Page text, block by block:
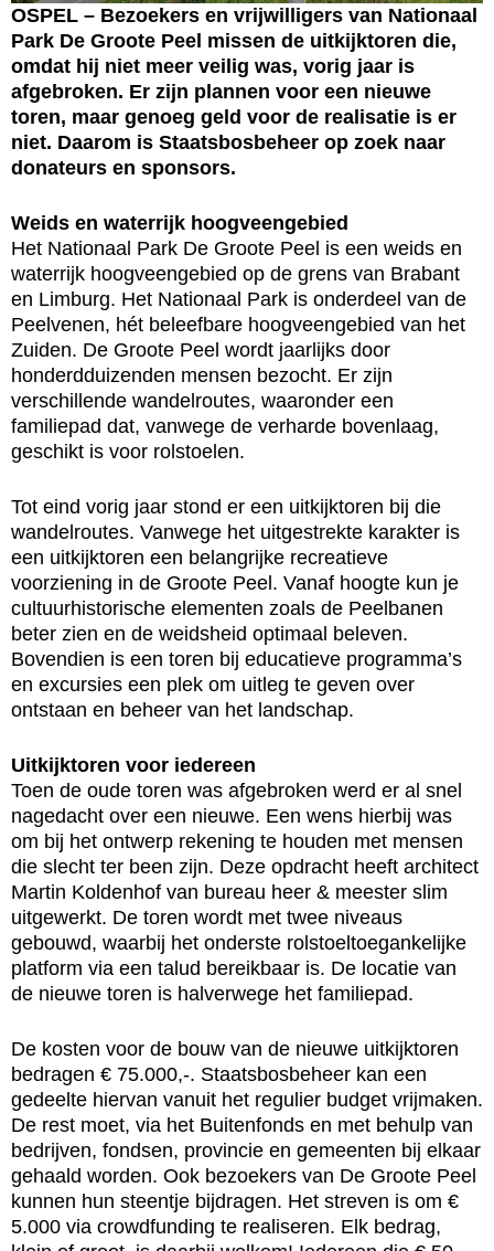
OSPEL – Bezoekers en vrijwilligers van Nationaal
Park De Groote Peel missen de uitkijktoren die,
omdat hij niet meer veilig was, vorig jaar is
afgebroken. Er zijn plannen voor een nieuwe
toren, maar genoeg geld voor de realisatie is er
niet. Daarom is Staatsbosbeheer op zoek naar
donateurs en sponsors.
Weids en waterrijk hoogveengebied
Het Nationaal Park De Groote Peel is een weids en
waterrijk hoogveengebied op de grens van Brabant
en Limburg. Het Nationaal Park is onderdeel van de
Peelvenen, hét beleefbare hoogveengebied van het
Zuiden. De Groote Peel wordt jaarlijks door
honderdduizenden mensen bezocht. Er zijn
verschillende wandelroutes, waaronder een
familiepad dat, vanwege de verharde bovenlaag,
geschikt is voor rolstoelen.
Tot eind vorig jaar stond er een uitkijktoren bij die
wandelroutes. Vanwege het uitgestrekte karakter is
een uitkijktoren een belangrijke recreatieve
voorziening in de Groote Peel. Vanaf hoogte kun je
cultuurhistorische elementen zoals de Peelbanen
beter zien en de weidsheid optimaal beleven.
Bovendien is een toren bij educatieve programma’s
en excursies een plek om uitleg te geven over
ontstaan en beheer van het landschap.
Uitkijktoren voor iedereen
Toen de oude toren was afgebroken werd er al snel
nagedacht over een nieuwe. Een wens hierbij was
om bij het ontwerp rekening te houden met mensen
die slecht ter been zijn. Deze opdracht heeft architect
Martin Koldenhof van bureau heer & meester slim
uitgewerkt. De toren wordt met twee niveaus
gebouwd, waarbij het onderste rolstoeltoegankelijke
platform via een talud bereikbaar is. De locatie van
de nieuwe toren is halverwege het familiepad.
De kosten voor de bouw van de nieuwe uitkijktoren
bedragen € 75.000,-. Staatsbosbeheer kan een
gedeelte hiervan vanuit het regulier budget vrijmaken.
De rest moet, via het Buitenfonds en met behulp van
bedrijven, fondsen, provincie en gemeenten bij elkaar
gehaald worden. Ook bezoekers van De Groote Peel
kunnen hun steentje bijdragen. Het streven is om €
5.000 via crowdfunding te realiseren. Elk bedrag,